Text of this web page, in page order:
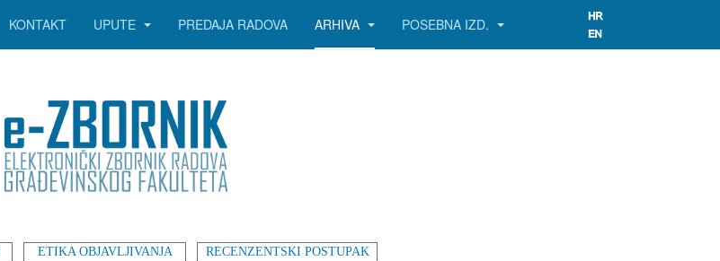
ETIKA OBJAVLJIVANJA RECENZENTSKI POSTUPAK
KONTAKT UPUTE PREDAJA RADOVA ARHIVA POSEBNA IZD.